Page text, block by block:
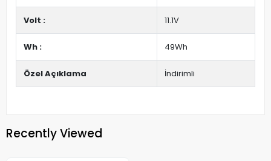
Volt : 11.1V
Wh : 49Wh
Özel Açıklama İndirimli
Recently Viewed